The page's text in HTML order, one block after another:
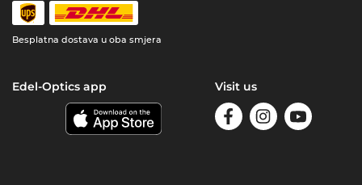
Besplatna dostava u oba smjera
Edel-Optics app Visit us